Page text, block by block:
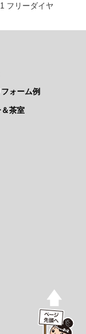
フリーダイヤ
ォーム例
茶室